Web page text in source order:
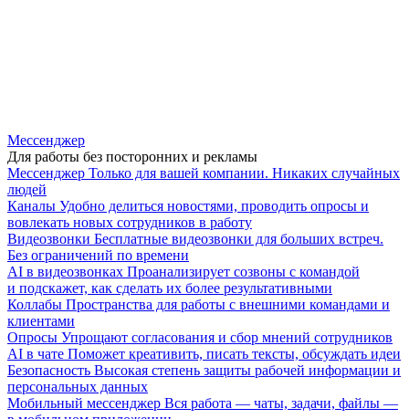
Мессенджер
Для работы без посторонних и рекламы
Мессенджер Только для вашей компании. Никаких случайных
людей
Каналы Удобно делиться новостями, проводить опросы и
вовлекать новых сотрудников в работу
Видеозвонки Бесплатные видеозвонки для больших встреч.
Без ограничений по времени
AI в видеозвонках Проанализирует созвоны с командой
и подскажет, как сделать их более результативными
Коллабы Пространства для работы с внешними командами и
клиентами
Опросы Упрощают согласования и сбор мнений сотрудников
AI в чате Поможет креативить, писать тексты, обсуждать идеи
Безопасность Высокая степень защиты рабочей информации и
персональных данных
Мобильный мессенджер Вся работа — чаты, задачи, файлы —